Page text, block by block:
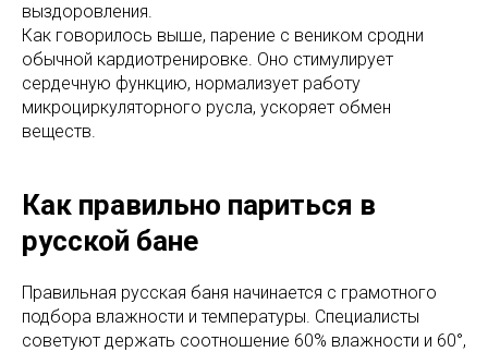
выздоровления.
Как говорилось выше, парение с веником сродни
обычной кардиотренировке. Оно стимулирует
сердечную функцию, нормализует работу
микроциркуляторного русла, ускоряет обмен
веществ.
Как правильно париться в
русской бане
Правильная русская баня начинается с грамотного
подбора влажности и температуры. Специалисты
советуют держать соотношение 60% влажности и 60°,